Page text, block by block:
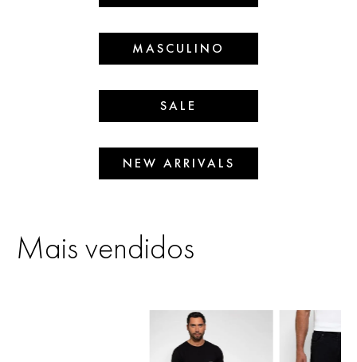
MASCULINO
SALE
NEW ARRIVALS
Mais vendidos